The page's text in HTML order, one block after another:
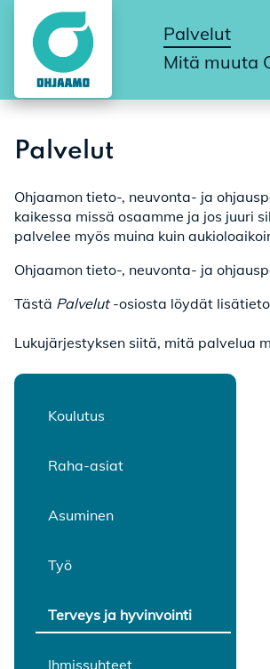
Palvelut
Mitä muuta
Palvelut
Ohjaamon tieto-, neuvonta- ja
kaikessa missä osaamme ja jos juuri
palvelee myös muina kuin
Ohjaamon tieto-, neuvonta- ja
Tästä Palvelut-osiosta löydät
Lukujärjestyksen siitä, mitä palvelua
Koulutus
Raha-asiat
Asuminen
Työ
Terveys ja hyvinvointi
Ihmissuhteet